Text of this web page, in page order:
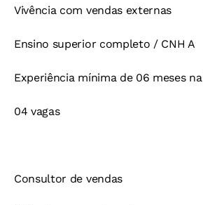
Vivência com vendas externas
Ensino superior completo / CNH A
Experiência mínima de 06 meses
04 vagas
Consultor de vendas